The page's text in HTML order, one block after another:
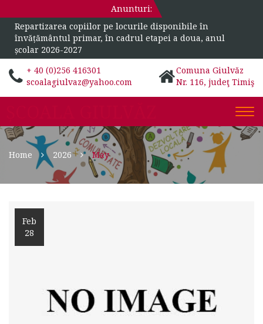
Anunturi:
Repartizarea copiilor pe locurile disponibile în
învățământul primar, în cadrul etapei a doua, anul
școlar 2026-2027
+ 40 (0)256 416301
scoalagiulvaz@yahoo.com
Comuna Giulvăz
Nr. 116, judeţ Timiş
Home 2026 May
Feb
28